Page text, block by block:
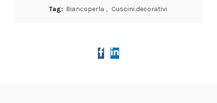
Tag: Biancoperla , Cuscini decorativi